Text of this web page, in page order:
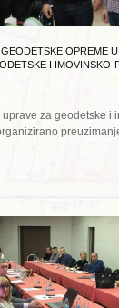
OPREME
I IMOVINSKO-
za geodetske i